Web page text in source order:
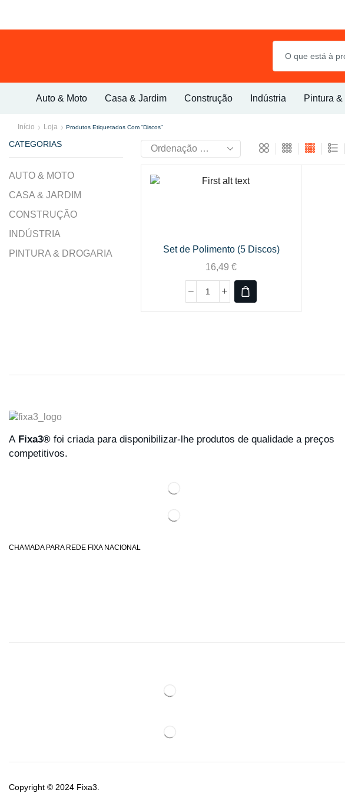
Auto & Moto Casa & Jardim Construção Indústria Pintura
Início Loja Produtos Etiquetados Com “Discos”
Set de Polimento (5 Discos)
16,49€
CATEGORIAS
AUTO & MOTO
CASA & JARDIM
CONSTRUÇÃO
INDÚSTRIA
PINTURA & DROGARIA
A Fixa3® foi criada para disponibilizar-lhe produtos de qualidade a preços
competitivos.
CHAMADA PARA REDE FIXA NACIONAL
Copyright © 2024 Fixa3.